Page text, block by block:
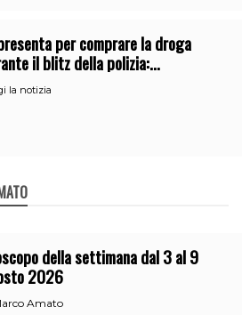
per comprare la droga
il blitz della polizia:
due pusher a Catania
la notizia
della settimana dal 3 al 9
2026
Amato